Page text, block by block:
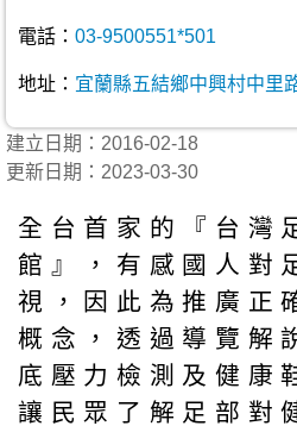
電話： 03-9500551*501
地址： 宜蘭縣五結鄉中興村中里
建立日期：2016-02-18
更新日期：2023-03-30
全台首家的『台灣
館』，有感國人對
視，因此為推廣正
概念，透過導覽解
底壓力檢測及健康
讓民眾了解足部對